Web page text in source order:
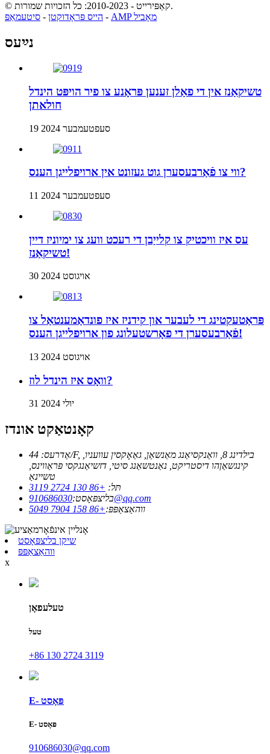
© קאַפּירייט - 2010-2023: כל הזכויות שמורות.
הייס פּראָדוקטן - סיטעמאַפּ - AMP מאָביל
נײַעס
טשיקאַנז אין די פאַלן זענען פּראָנע צו פיר הויפּט הינדל
חולאתן
19 סעפטעמבער 2024
ווי צו פֿאַרבעסערן גוט געזונט אין ארויפלייגן הענס?
11 סעפטעמבער 2024
עס איז וויכטיק צו קלייַבן די רעכט וועג צו ימיוניז דיין
טשיקאַנז!
30 אויגוסט 2024
פּראַטעקטינג די לעבער און קידניז איז פונדאַמענטאַל צו
פֿאַרבעסערן די פאָרשטעלונג פון ארויפלייגן הענס!
13 אויגוסט 2024
וואָס איז הינדל לוז?
31 יולי 2024
קאָנטאַקט אונדז
אַדרעס: 44/F, בילדינג 8, וואַנקסיאַנג מאַנשאַן, גאַאָקסין עוועניו,
קינגשאַןהו דיסטריקט, נאַנטשאַנג סיטי, דזשיאַנגקסי פּראַווינס,
טשיינאַ
תּל: +86 130 2724 3119
בליצפּאָסט:910686030@qq.com
ווהאַצאַפּפּ:+86 158 7904 5049
שיקן בליצפּאָסט
ווהאַצאַפּפּ
x
טעלעפאָן
טעל
+86 130 2724 3119
E- פּאָסט
E- פּאָסט
910686030@qq.com